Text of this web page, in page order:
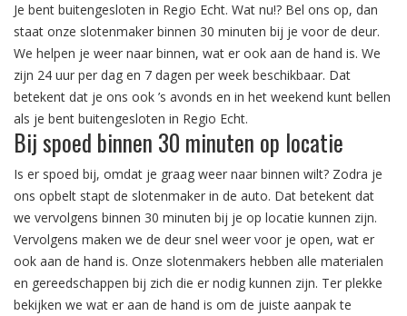
Je bent buitengesloten in Regio Echt. Wat nu!? Bel ons op, dan
staat onze slotenmaker binnen 30 minuten bij je voor de deur.
We helpen je weer naar binnen, wat er ook aan de hand is. We
zijn 24 uur per dag en 7 dagen per week beschikbaar. Dat
betekent dat je ons ook ’s avonds en in het weekend kunt bellen
als je bent buitengesloten in Regio Echt.
Bij spoed binnen 30 minuten op locatie
Is er spoed bij, omdat je graag weer naar binnen wilt? Zodra je
ons opbelt stapt de slotenmaker in de auto. Dat betekent dat
we vervolgens binnen 30 minuten bij je op locatie kunnen zijn.
Vervolgens maken we de deur snel weer voor je open, wat er
ook aan de hand is. Onze slotenmakers hebben alle materialen
en gereedschappen bij zich die er nodig kunnen zijn. Ter plekke
bekijken we wat er aan de hand is om de juiste aanpak te